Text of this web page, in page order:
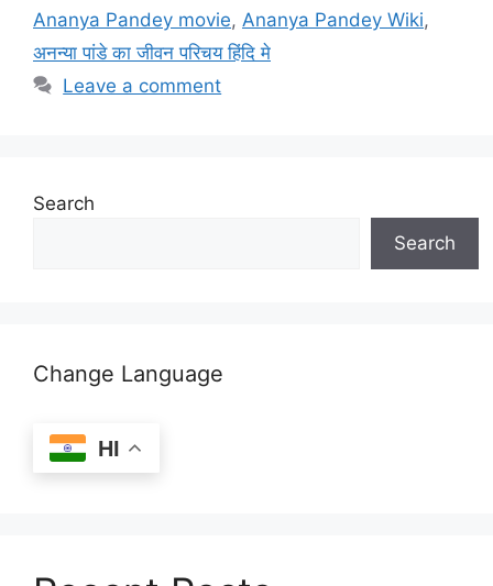
Ananya Pandey movie, Ananya Pandey Wiki,
अनन्या पांडे का जीवन परिचय हिंदि मे
Leave a comment
Search
Search
Change Language
HI